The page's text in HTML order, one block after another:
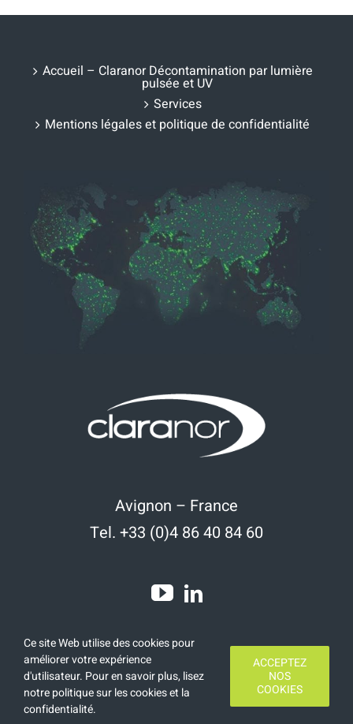
Accueil – Claranor Décontamination par lumière
pulsée et UV
Services
Mentions légales et politique de confidentialité
Avignon – France
Tel. +33 (0)4 86 40 84 60
Copyright 2020 | Tous droits réservés | RéalisationFinamars
Ce site Web utilise des cookies pour
améliorer votre expérience
d'utilisateur. Pour en savoir plus, lisez
notre politique sur les cookies et la
confidentialité.
ACCEPTEZ
NOS
COOKIES